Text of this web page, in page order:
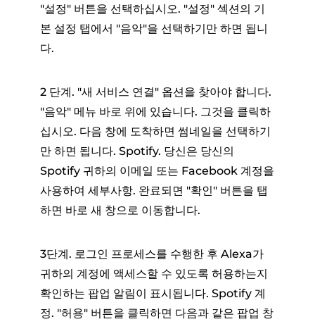
"설정" 버튼을 선택하십시오. "설정" 섹션의 기
본 설정 탭에서 "음악"을 선택하기만 하면 됩니
다.
2 단계. "새 서비스 연결" 옵션을 찾아야 합니다.
"음악" 메뉴 바로 위에 있습니다. 그것을 클릭하
십시오. 다음 창에 도착하면 썸네일을 선택하기
만 하면 됩니다. Spotify. 당신은 당신의
Spotify 귀하의 이메일 또는 Facebook 계정을
사용하여 세부사항. 완료되면 "확인" 버튼을 탭
하면 바로 새 창으로 이동합니다.
3단계. 로그인 프로세스를 수행한 후 Alexa가
귀하의 계정에 액세스할 수 있도록 허용하는지
확인하는 팝업 알림이 표시됩니다. Spotify 계
정. "허용" 버튼을 클릭하면 다음과 같은 팝업 창